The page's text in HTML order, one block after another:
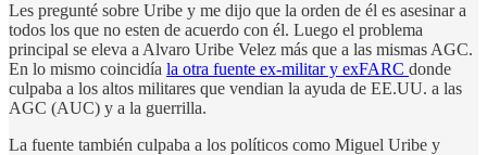
Les pregunté sobre Uribe y me dijo que la orden de él es asesinar a
todos los que no esten de acuerdo con él. Luego el problema
principal se eleva a Alvaro Uribe Velez más que a las mismas AGC.
En lo mismo coincidía la otra fuente ex-militar y exFARC donde
culpaba a los altos militares que vendian la ayuda de EE.UU. a las
AGC (AUC) y a la guerrilla.
La fuente también culpaba a los políticos como Miguel Uribe y